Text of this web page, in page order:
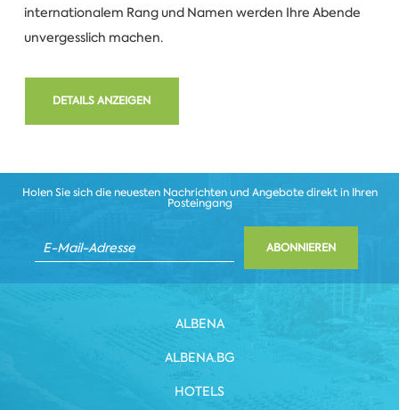
internationalem Rang und Namen werden Ihre Abende
unvergesslich machen.
DETAILS ANZEIGEN
Holen Sie sich die neuesten Nachrichten und Angebote direkt in Ihren
Posteingang
ABONNIEREN
ALBENA
ALBENA.BG
HOTELS